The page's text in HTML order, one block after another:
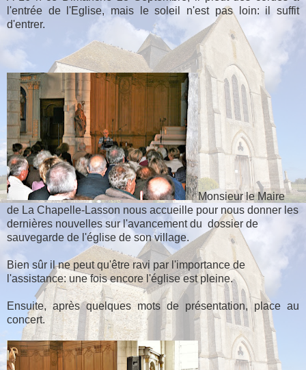
l'entrée de l'Eglise, mais le soleil n'est pas loin: il suffit
d'entrer.
Monsieur le Maire
de La Chapelle-Lasson nous accueille pour nous donner les
dernières nouvelles sur l'avancement du dossier de
sauvegarde de l'église de son village.
Bien sûr il ne peut qu'être ravi par l'importance de
l'assistance: une fois encore l'église est pleine.
Ensuite, après quelques mots de présentation, place au
concert.